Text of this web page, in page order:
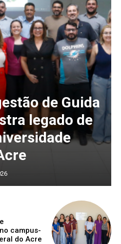
de Guida
legado de
campus-
do Acre